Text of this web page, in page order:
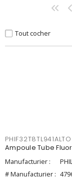
Tout cocher
PHIF32T8TL941ALTO
Ampoule Tube
Manufacturier :
# Manufacturier :